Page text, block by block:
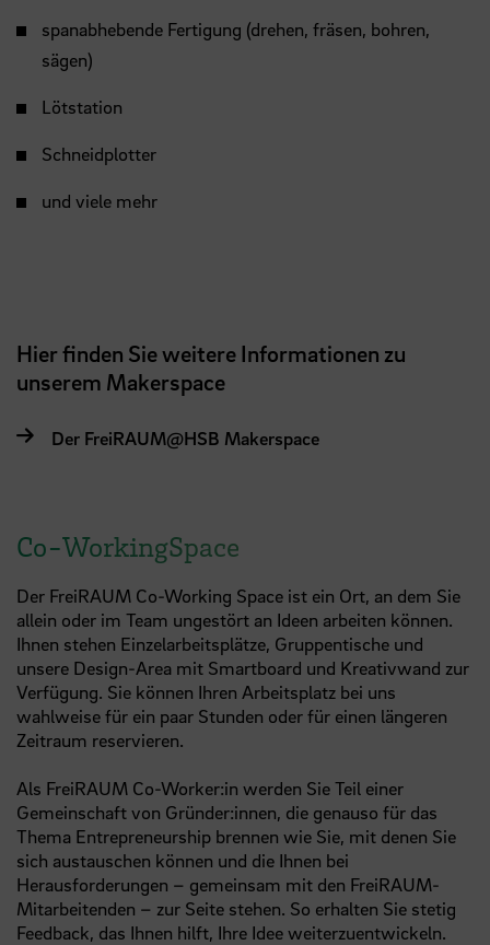
spanabhebende Fertigung (drehen, fräsen, bohren,
sägen)
Lötstation
Schneidplotter
und viele mehr
Hier finden Sie weitere Informationen zu
unserem Makerspace
Der FreiRAUM@HSB Makerspace
Co-WorkingSpace
Der FreiRAUM Co-Working Space ist ein Ort, an dem Sie
allein oder im Team ungestört an Ideen arbeiten können.
Ihnen stehen Einzelarbeitsplätze, Gruppentische und
unsere Design-Area mit Smartboard und Kreativwand zur
Verfügung. Sie können Ihren Arbeitsplatz bei uns
wahlweise für ein paar Stunden oder für einen längeren
Zeitraum reservieren.
Als FreiRAUM Co-Worker:in werden Sie Teil einer
Gemeinschaft von Gründer:innen, die genauso für das
Thema Entrepreneurship brennen wie Sie, mit denen Sie
sich austauschen können und die Ihnen bei
Herausforderungen – gemeinsam mit den FreiRAUM-
Mitarbeitenden – zur Seite stehen. So erhalten Sie stetig
Feedback, das Ihnen hilft, Ihre Idee weiterzuentwickeln.